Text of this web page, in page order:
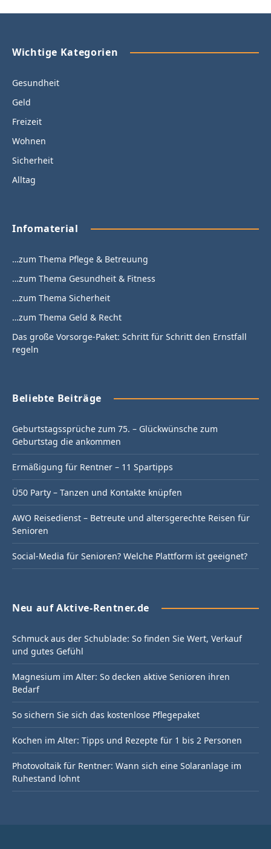
Wichtige Kategorien
Gesundheit
Geld
Freizeit
Wohnen
Sicherheit
Alltag
Infomaterial
…zum Thema Pflege & Betreuung
…zum Thema Gesundheit & Fitness
…zum Thema Sicherheit
…zum Thema Geld & Recht
Das große Vorsorge-Paket: Schritt für Schritt den Ernstfall
regeln
Beliebte Beiträge
Geburtstagssprüche zum 75. – Glückwünsche zum
Geburtstag die ankommen
Ermäßigung für Rentner – 11 Spartipps
Ü50 Party – Tanzen und Kontakte knüpfen
AWO Reisedienst – Betreute und altersgerechte Reisen für
Senioren
Social-Media für Senioren? Welche Plattform ist geeignet?
Neu auf Aktive-Rentner.de
Schmuck aus der Schublade: So finden Sie Wert, Verkauf
und gutes Gefühl
Magnesium im Alter: So decken aktive Senioren ihren
Bedarf
So sichern Sie sich das kostenlose Pflegepaket
Kochen im Alter: Tipps und Rezepte für 1 bis 2 Personen
Photovoltaik für Rentner: Wann sich eine Solaranlage im
Ruhestand lohnt